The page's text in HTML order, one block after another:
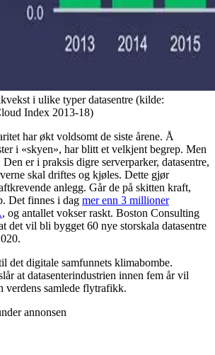
i ulike typer datasentre (kilde:
Index 2013-18)
har økt voldsomt de siste årene. Å
i «skyen», har blitt et velkjent begrep. Men
er i praksis digre serverparker, datasentre,
skal driftes og kjøles. Dette gjør
anlegg. Går de på skitten kraft,
Det finnes i dag mer enn 3 millioner
, og antallet vokser raskt. Boston Consulting
det vil bli bygget 60 nye storskala datasentre
det digitale samfunnets klimabombe.
at datasenterindustrien innen fem år vil
verdens samlede flytrafikk.
annonsen